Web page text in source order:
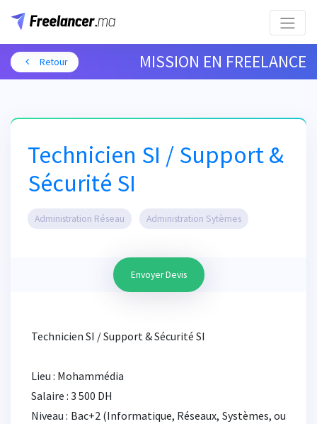
Retour MISSION EN FREELANCE
Technicien SI / Support &
Sécurité SI
Administration Réseau Administration Sytèmes
Envoyer Devis
Technicien SI / Support & Sécurité SI
Lieu : Mohammédia
Salaire : 3 500 DH
Niveau : Bac+2 (Informatique, Réseaux, Systèmes, ou